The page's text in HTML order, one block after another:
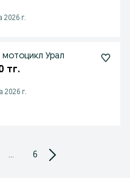
2026 г.
Урал
тг.
2026 г.
... 6